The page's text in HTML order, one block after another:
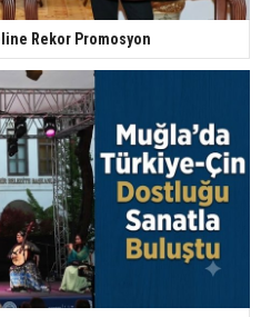
Rekor Promosyon